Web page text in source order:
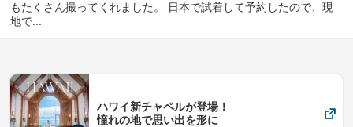
もたくさん撮ってくれました。 日本で試着して予約したので、現
地で...
ハワイ新チャペルが登場！
憧れの地で思い出を形に